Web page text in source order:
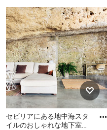
(半地下 (ドアあり)、白い
バーリにある高級な中くら
いなコンテンポラリースタ
イルのおしゃれな地下室 (半
地下 (ドアあり)、白い壁、無
垢フローリング) の写真
セビリアにある地中海スタ
イルのおしゃれな地下室の